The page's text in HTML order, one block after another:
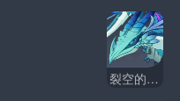
裂空的魔龙